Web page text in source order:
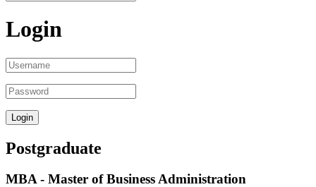
Login
Postgraduate
MBA - Master of Business Administration